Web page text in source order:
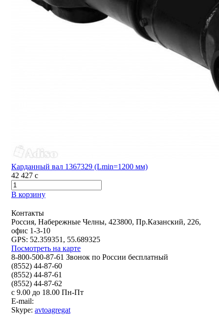
Карданный вал 1367329 (Lmin=1200 мм)
42 427 c
В корзину
Контакты
Россия, Набережные Челны, 423800, Пр.Казанский, 226,
офис 1-3-10
GPS: 52.359351, 55.689325
Посмотреть на карте
8-800-500-87-61 Звонок по России бесплатный
(8552) 44-87-60
(8552) 44-87-61
(8552) 44-87-62
с 9.00 до 18.00 Пн-Пт
E-mail:
Skype: avtoagregat